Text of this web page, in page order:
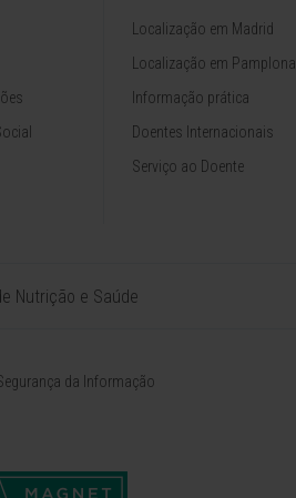
Localização em Madrid
Localização em Pamplona
Informação prática
Doentes Internacionais
Serviço ao Doente
Nutrição e Saúde
da Informação